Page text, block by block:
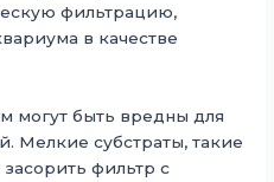
фильтрацию,
в качестве
могут быть вредны для
Мелкие субстраты, такие
фильтр с